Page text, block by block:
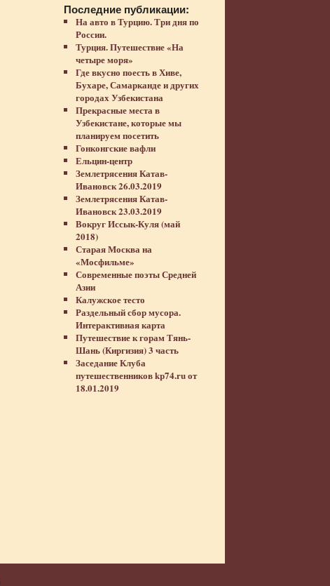
Последние публикации:
На авто в Турцию. Три дня по
России.
Турция. Путешествие «На
четыре моря»
Где вкусно поесть в Хиве,
Бухаре, Самарканде и других
городах Узбекистана
Прекрасные места в
Узбекистане, которые мы
планируем посетить
Гонконгские вафли
Ельцин-центр
Землетрясения Катав-
Ивановск 26.03.2019
Землетрясения Катав-
Ивановск 23.03.2019
Вокруг Иссык-Куля (май
2018)
Старая Москва на
«Мосфильме»
Современные поэты Средней
Азии
Калужское тесто
Раздельный сбор мусора.
Интерактивная карта
Путешествие к горам Тянь-
Шань (Киргизия) 3 часть
Заседание Клуба
путешественников kp74.ru от
18.01.2019